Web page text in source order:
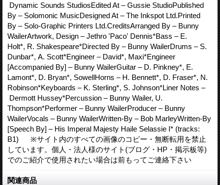
Dynamic Sounds StudiosEdited At – Gussie StudioPublished
By – Solomonic MusicDesigned At – The Inkspot Ltd.Printed
By – Solo-Graphic Printers Ltd.CreditsArranged By – Bunny
WailerArtwork, Design – Jethro 'Paco' Dennis*Bass – E.
Holt*, R. Shakespeare*Directed By – Bunny WailerDrums – S.
Dunbar*, A. Scott*Engineer – David*, Maxi*Engineer
[Accompanied By] – Bunny WailerGuitar – D. Pinkney*, E.
Lamont*, D. Bryan*, SowellHorns – H. Bennett*, D. Fraser*, N.
Robinson*Keyboards – K. Sterling*, S. Johnson*Liner Notes –
Dermott Hussey*Percussion – Bunny Wailer, U.
Thompson*Performer – Bunny WailerProducer – Bunny
WailerVocals – Bunny WailerWritten-By – Bob MarleyWritten-By
[Speech By] – His Imperal Majesty Haile Selassie I* (tracks:
B1) ※サイト内のすべての画像のコピー・無断転用を禁止
しています。個人・法人様のサイト(ブログ・HP・掲示板等)
でのご紹介で使用されたい場合は前もってご連絡下さい
関連商品